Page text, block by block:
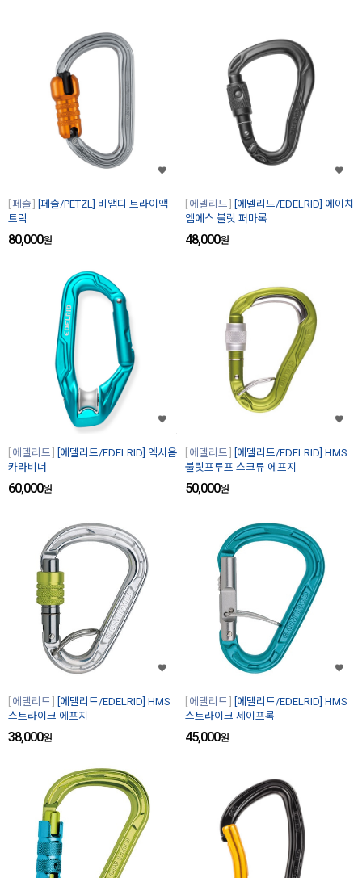
페츨
[페츨/PETZL] 비앰디 트라이액
트락
80,000원
에델리드
[에델리드/EDELRID] 에이치
엠에스 불릿 퍼마록
48,000원
에델리드
[에델리드/EDELRID] 엑시옴
카라비너
60,000원
에델리드
[에델리드/EDELRID] HMS
불릿프루프 스크류 에프지
50,000원
에델리드
[에델리드/EDELRID] HMS
스트라이크 에프지
38,000원
에델리드
[에델리드/EDELRID] HMS
스트라이크 세이프록
45,000원